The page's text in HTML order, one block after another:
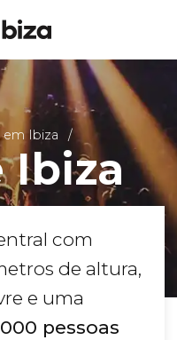
em Ibiza
Ibiza
com
de altura,
e uma
pessoas